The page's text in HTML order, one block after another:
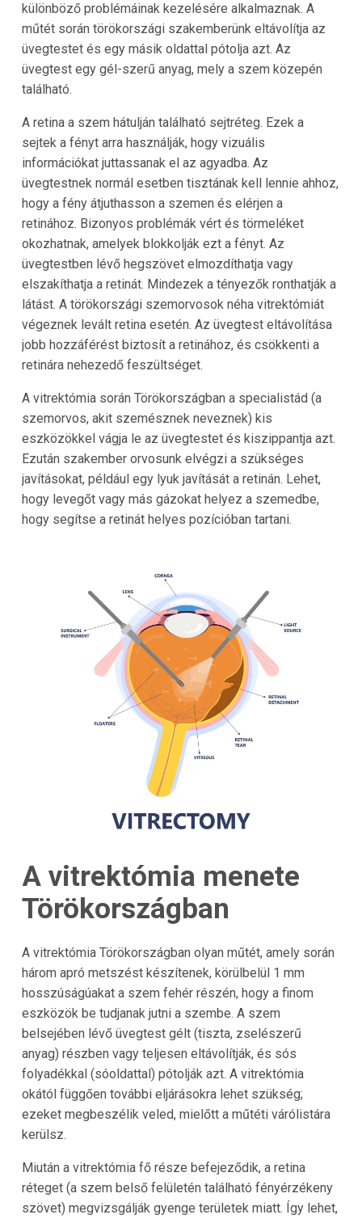
különböző problémáinak kezelésére alkalmaznak. A
műtét során törökországi szakemberünk eltávolítja az
üvegtestet és egy másik oldattal pótolja azt. Az
üvegtest egy gél-szerű anyag, mely a szem közepén
található.
A retina a szem hátulján található sejtréteg. Ezek a
sejtek a fényt arra használják, hogy vizuális
információkat juttassanak el az agyadba. Az
üvegtestnek normál esetben tisztának kell lennie ahhoz,
hogy a fény átjuthasson a szemen és elérjen a
retinához. Bizonyos problémák vért és törmeléket
okozhatnak, amelyek blokkolják ezt a fényt. Az
üvegtestben lévő hegszövet elmozdíthatja vagy
elszakíthatja a retinát. Mindezek a tényezők ronthatják a
látást. A törökországi szemorvosok néha vitrektómiát
végeznek levált retina esetén. Az üvegtest eltávolítása
jobb hozzáférést biztosít a retinához, és csökkenti a
retinára nehezedő feszültséget.
A vitrektómia során Törökországban a specialistád (a
szemorvos, akit szemésznek neveznek) kis
eszközökkel vágja le az üvegtestet és kiszippantja azt.
Ezután szakember orvosunk elvégzi a szükséges
javításokat, például egy lyuk javítását a retinán. Lehet,
hogy levegőt vagy más gázokat helyez a szemedbe,
hogy segítse a retinát helyes pozícióban tartani.
A vitrektómia menete
Törökországban
A vitrektómia Törökországban olyan műtét, amely során
három apró metszést készítenek, körülbelül 1 mm
hosszúságúakat a szem fehér részén, hogy a finom
eszközök be tudjanak jutni a szembe. A szem
belsejében lévő üvegtest gélt (tiszta, zselészerű
anyag) részben vagy teljesen eltávolítják, és sós
folyadékkal (sóoldattal) pótolják azt. A vitrektómia
okától függően további eljárásokra lehet szükség;
ezeket megbeszélik veled, mielőtt a műtéti várólistára
kerülsz.
Miután a vitrektómia fő része befejeződik, a retina
réteget (a szem belső felületén található fényérzékeny
szövet) megvizsgálják gyenge területek miatt. Így lehet,